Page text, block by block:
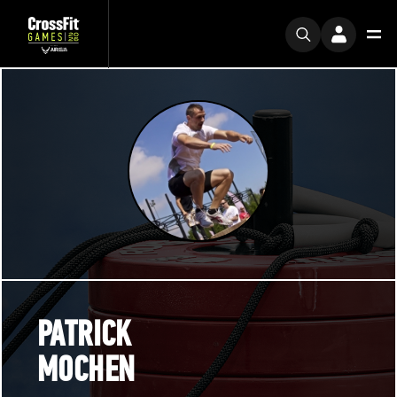
PATRICK
MOCHEN